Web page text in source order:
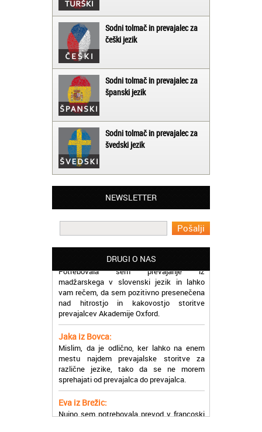
Sodni tolmač in prevajalec za
češki jezik
Sodni tolmač in prevajalec za
španski jezik
Sodni tolmač in prevajalec za
švedski jezik
NEWSLETTER
DRUGI O NAS
Matjaž iz Ajdovščine:
Lahko pohvalim vse zaposlene v Akademiji
Martina iz Bleda:
Potrebovala sem prevajanje iz
madžarskega v slovenski jezik in lahko
vam rečem, da sem pozitivno presenečena
nad hitrostjo in kakovostjo storitve
prevajalcev Akademije Oxford.
Jaka iz Bovca:
Mislim, da je odlično, ker lahko na enem
mestu najdem prevajalske storitve za
različne jezike, tako da se ne morem
sprehajati od prevajalca do prevajalca.
Eva iz Brežic:
Nujno sem potrebovala prevod v francoski
jezik, na spletu sem našla Oxford, jih